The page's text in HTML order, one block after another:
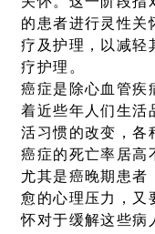
的患者进行灵性关
疗及护理，以减轻
疗护理。
癌症是除心血管疾
着近些年人们生活
活习惯的改变，各
癌症的死亡率居高
尤其是癌晚期患者
愈的心理压力，又
怀对于缓解这些病